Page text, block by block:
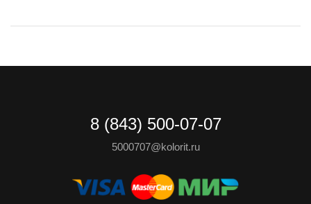
8 (843) 500-07-07
5000707@kolorit.ru